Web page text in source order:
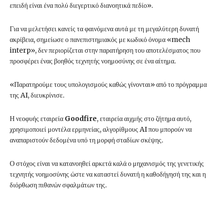
επειδή είναι ένα πολύ διεγερτικό διανοητικά πεδίο».
Για να μελετήσει κανείς τα φαινόμενα αυτά με τη μεγαλύτερη δυνατή
ακρίβεια, σημείωσε ο πανεπιστημιακός με κωδικό όνομα «mech
interp», δεν περιορίζεται στην παρατήρηση του αποτελέσματος που
προσφέρει ένας βοηθός τεχνητής νοημοσύνης σε ένα αίτημα.
«Παρατηρούμε τους υπολογισμούς καθώς γίνονται» από το πρόγραμμα
της AI, διευκρίνισε.
Η νεοφυής εταιρεία Goodfire, εταιρεία αιχμής στο ζήτημα αυτό,
χρησιμοποιεί μοντέλα ερμηνείας, αλγορίθμους AI που μπορούν να
αναπαριστούν δεδομένα υπό τη μορφή σταδίων σκέψης.
Ο στόχος είναι να κατανοηθεί αρκετά καλά ο μηχανισμός της γενετικής
τεχνητής νοημοσύνης ώστε να καταστεί δυνατή η καθοδήγησή της και η
διόρθωση πιθανών σφαλμάτων της.